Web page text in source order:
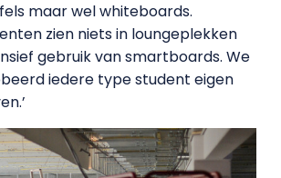
maar wel whiteboards.
zien niets in loungeplekken
gebruik van smartboards. We
iedere type student eigen